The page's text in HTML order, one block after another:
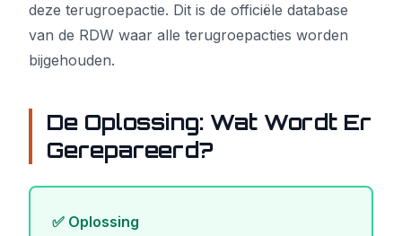
deze terugroepactie. Dit is de officiële database
van de RDW waar alle terugroepacties worden
bijgehouden.
De Oplossing: Wat Wordt Er
Gerepareerd?
✅ Oplossing